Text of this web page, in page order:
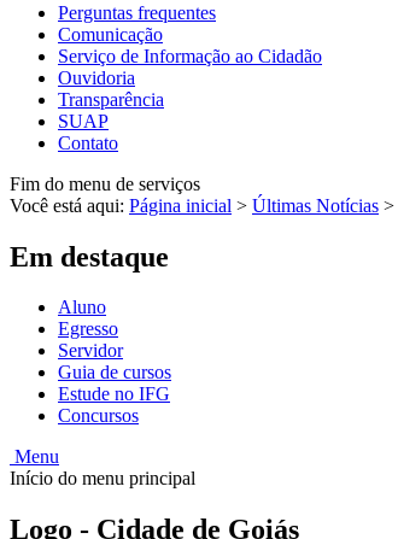
Perguntas frequentes
Comunicação
Serviço de Informação ao Cidadão
Ouvidoria
Transparência
SUAP
Contato
Fim do menu de serviços
Você está aqui: Página inicial > Últimas Notícias >
Em destaque
Aluno
Egresso
Servidor
Guia de cursos
Estude no IFG
Concursos
Menu
Início do menu principal
Logo - Cidade de Goiás